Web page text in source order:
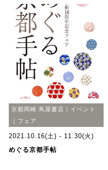
京都岡崎 蔦屋書店｜イベント
｜フェア
2021.10.16(土) - 11.30(火)
めぐる京都手帖